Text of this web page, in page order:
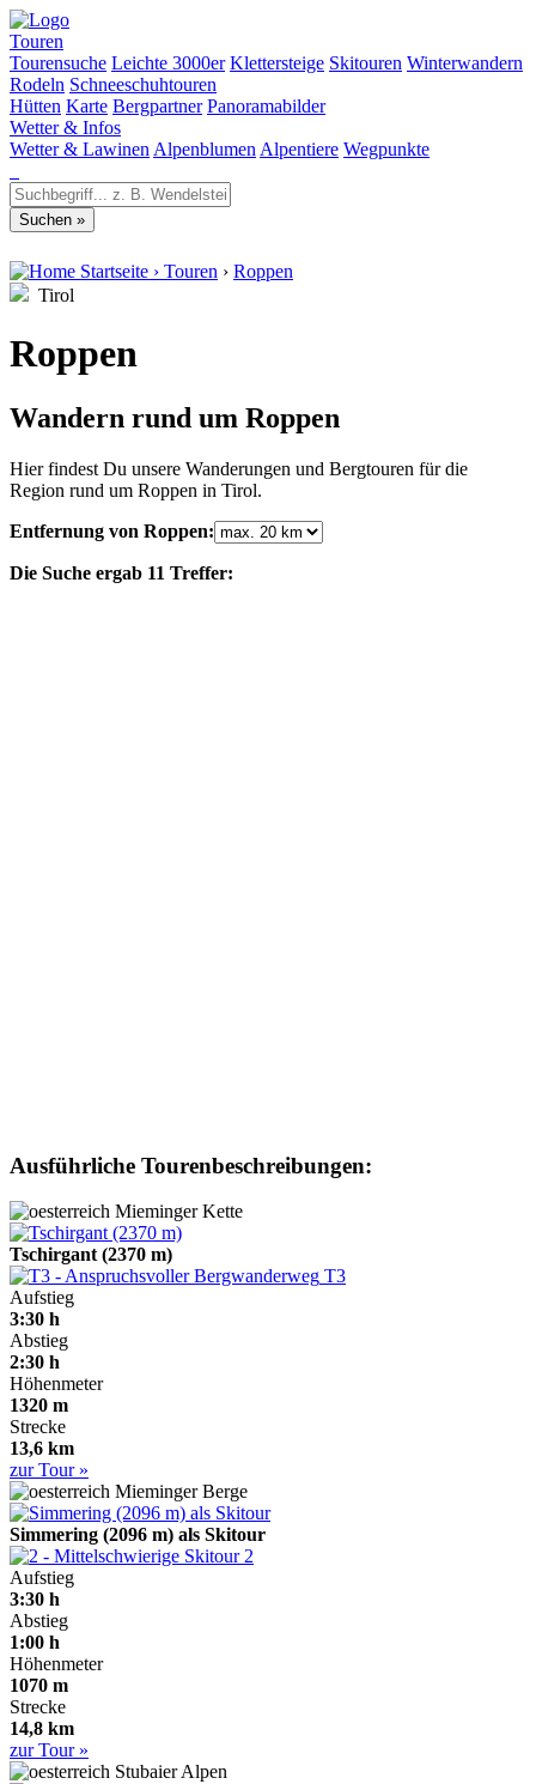
Touren
Tourensuche Leichte 3000er Klettersteige Skitouren Winterwandern
Rodeln Schneeschuhtouren
Hütten Karte Bergpartner Panoramabilder
Wetter & Infos
Wetter & Lawinen Alpenblumen Alpentiere Wegpunkte
Startseite › Touren › Roppen
Tirol
Roppen
Wandern rund um Roppen
Hier findest Du unsere Wanderungen und Bergtouren für die
Region rund um Roppen in Tirol.
Entfernung von Roppen:
Die Suche ergab 11 Treffer:
Ausführliche Tourenbeschreibungen:
Mieminger Kette
Tschirgant (2370 m)
T3
Aufstieg
3:30 h
Abstieg
2:30 h
Höhenmeter
1320 m
Strecke
13,6 km
zur Tour »
Mieminger Berge
Simmering (2096 m) als Skitour
2
Aufstieg
3:30 h
Abstieg
1:00 h
Höhenmeter
1070 m
Strecke
14,8 km
zur Tour »
Stubaier Alpen